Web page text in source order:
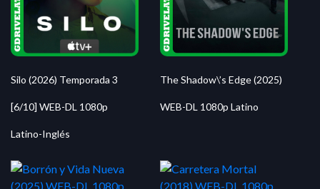
Silo (2026) Temporada 3
[6/10] WEB-DL 1080p
Latino-Inglés
The Shadow\’s Edge (2025)
WEB-DL 1080p Latino